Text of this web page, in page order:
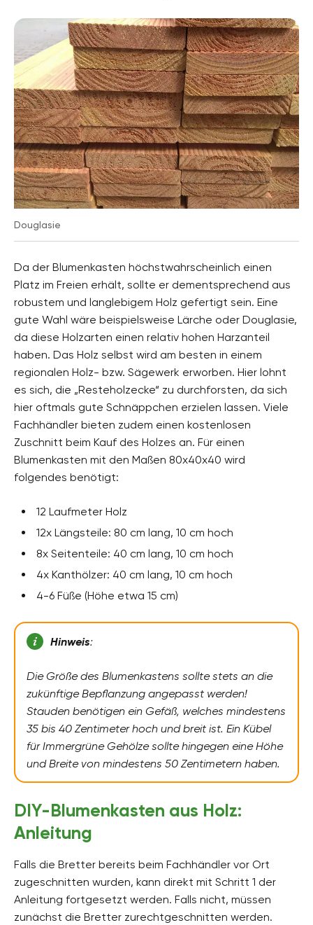
Douglasie
Da der Blumenkasten höchstwahrscheinlich einen
Platz im Freien erhält, sollte er dementsprechend aus
robustem und langlebigem Holz gefertigt sein. Eine
gute Wahl wäre beispielsweise Lärche oder Douglasie,
da diese Holzarten einen relativ hohen Harzanteil
haben. Das Holz selbst wird am besten in einem
regionalen Holz- bzw. Sägewerk erworben. Hier lohnt
es sich, die „Resteholzecke“ zu durchforsten, da sich
hier oftmals gute Schnäppchen erzielen lassen. Viele
Fachhändler bieten zudem einen kostenlosen
Zuschnitt beim Kauf des Holzes an. Für einen
Blumenkasten mit den Maßen 80x40x40 wird
folgendes benötigt:
12 Laufmeter Holz
12x Längsteile: 80 cm lang, 10 cm hoch
8x Seitenteile: 40 cm lang, 10 cm hoch
4x Kanthölzer: 40 cm lang, 10 cm hoch
4-6 Füße (Höhe etwa 15 cm)
Hinweis:
Die Größe des Blumenkastens sollte stets an die
zukünftige Bepflanzung angepasst werden!
Stauden benötigen ein Gefäß, welches mindestens
35 bis 40 Zentimeter hoch und breit ist. Ein Kübel
für Immergrüne Gehölze sollte hingegen eine Höhe
und Breite von mindestens 50 Zentimetern haben.
DIY-Blumenkasten aus Holz:
Anleitung
Falls die Bretter bereits beim Fachhändler vor Ort
zugeschnitten wurden, kann direkt mit Schritt 1 der
Anleitung fortgesetzt werden. Falls nicht, müssen
zunächst die Bretter zurechtgeschnitten werden.